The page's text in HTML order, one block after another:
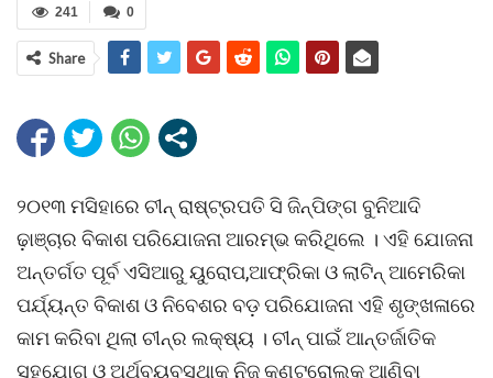
0
241
Share
୨୦୧୩ ମସିହାରେ ଚୀନ୍ ରାଷ୍ଟ୍ରପତି ସି ଜିନ୍ପିଙ୍ଗ ବୁନିଆଦି
ଢ଼ାଞ୍ଚାର ବିକାଶ ପରିଯୋଜନା ଆରମ୍ଭ କରିଥିଲେ । ଏହି ଯୋଜନା
ଅନ୍ତର୍ଗତ ପୂର୍ବ ଏସିଆରୁ ୟୁରୋପ,ଆଫ୍ରିକା ଓ ଲାଟିନ୍ ଆମେରିକା
ପର୍ଯ୍ୟନ୍ତ ବିକାଶ ଓ ନିବେଶର ବଡ଼ ପରିଯୋଜନା ଏହି ଶୃଙ୍ଖଳାରେ
କାମ କରିବା ଥିଲା ଚୀନ୍ର ଲକ୍ଷ୍ୟ । ଚୀନ୍ ପାଇଁ ଆନ୍ତର୍ଜାତିକ
ସହଯୋଗ ଓ ଅର୍ଥବ୍ୟବସ୍ଥାକୁ ନିଜ କଣ୍ଟ୍ରୋଲକୁ ଆଣିବା